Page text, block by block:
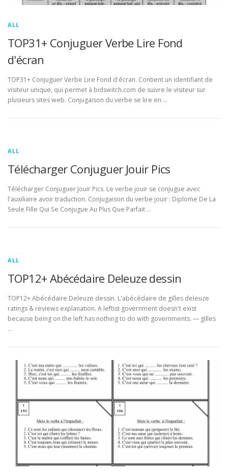
ALL
TOP31+ Conjuguer Verbe Lire Fond
d'écran
TOP31+ Conjuguer Verbe Lire Fond d'écran. Contient un identifiant de
visiteur unique, qui permet à bidswitch.com de suivre le visiteur sur
plusieurs sites web. Conjugaison du verbe se lire en …
ALL
Télécharger Conjuguer Jouir Pics
Télécharger Conjuguer Jouir Pics. Le verbe jouir se conjugue avec
l'auxiliaire avoir traduction. Conjugaison du verbe jouir : Diplome De La
Seule Fille Qui Se Conjugue Au Plus Que Parfait …
ALL
TOP12+ Abécédaire Deleuze dessin
TOP12+ Abécédaire Deleuze dessin. L'abécédaire de gilles deleuze
ratings & reviews explanation. A leftist government doesn't exist
because being on the left has nothing to do with governments. ― gilles
…